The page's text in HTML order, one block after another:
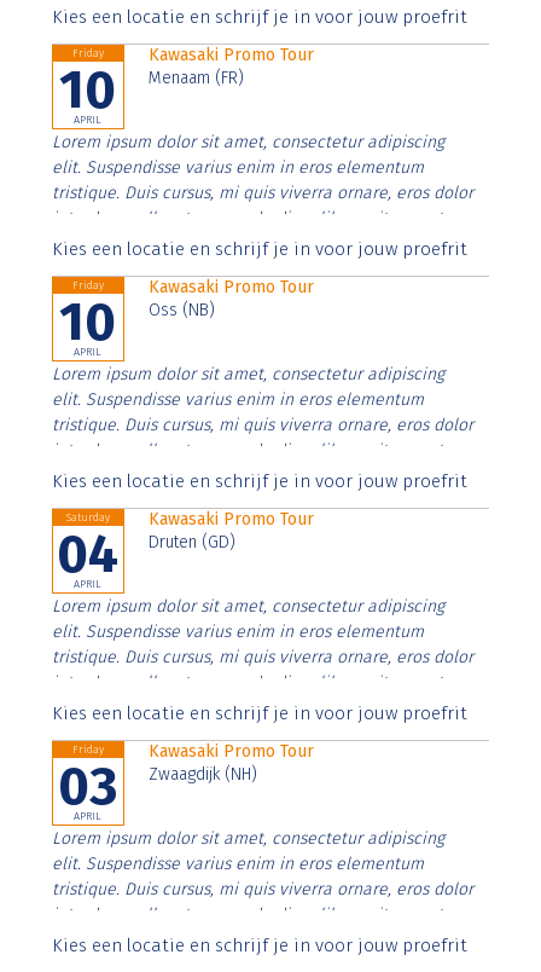
Aenean faucibus nibh et justo cursus id rutrum lorem
Kies een locatie en schrijf je in voor jouw proefrit
Friday
10
APRIL
Kawasaki Promo Tour
Menaam (FR)
Lorem ipsum dolor sit amet, consectetur adipiscing
elit. Suspendisse varius enim in eros elementum
tristique. Duis cursus, mi quis viverra ornare, eros dolor
interdum nulla, ut commodo diam libero vitae erat.
Aenean faucibus nibh et justo cursus id rutrum lorem
Kies een locatie en schrijf je in voor jouw proefrit
Friday
10
APRIL
Kawasaki Promo Tour
Oss (NB)
Lorem ipsum dolor sit amet, consectetur adipiscing
elit. Suspendisse varius enim in eros elementum
tristique. Duis cursus, mi quis viverra ornare, eros dolor
interdum nulla, ut commodo diam libero vitae erat.
Aenean faucibus nibh et justo cursus id rutrum lorem
Kies een locatie en schrijf je in voor jouw proefrit
Saturday
04
APRIL
Kawasaki Promo Tour
Druten (GD)
Lorem ipsum dolor sit amet, consectetur adipiscing
elit. Suspendisse varius enim in eros elementum
tristique. Duis cursus, mi quis viverra ornare, eros dolor
interdum nulla, ut commodo diam libero vitae erat.
Aenean faucibus nibh et justo cursus id rutrum lorem
Kies een locatie en schrijf je in voor jouw proefrit
Friday
03
APRIL
Kawasaki Promo Tour
Zwaagdijk (NH)
Lorem ipsum dolor sit amet, consectetur adipiscing
elit. Suspendisse varius enim in eros elementum
tristique. Duis cursus, mi quis viverra ornare, eros dolor
interdum nulla, ut commodo diam libero vitae erat.
Aenean faucibus nibh et justo cursus id rutrum lorem
Kies een locatie en schrijf je in voor jouw proefrit